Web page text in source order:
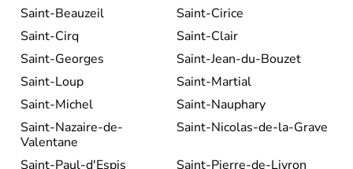
Saint-Beauzeil
Saint-Cirice
Saint-Cirq
Saint-Clair
Saint-Georges
Saint-Jean-du-Bouzet
Saint-Loup
Saint-Martial
Saint-Michel
Saint-Nauphary
Saint-Nazaire-de-
Valentane
Saint-Nicolas-de-la-Grave
Saint-Paul-d'Espis
Saint-Pierre-de-Livron